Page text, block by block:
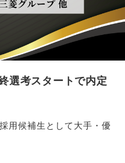
選考スタートで内定
用候補生として大手・優